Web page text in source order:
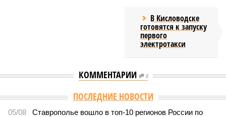
В Кисловодске
готовятся к запуску
первого
электротакси
КОММЕНТАРИИ 0
ПОСЛЕДНИЕ НОВОСТИ
05/08
Ставрополье вошло в топ-10 регионов России по